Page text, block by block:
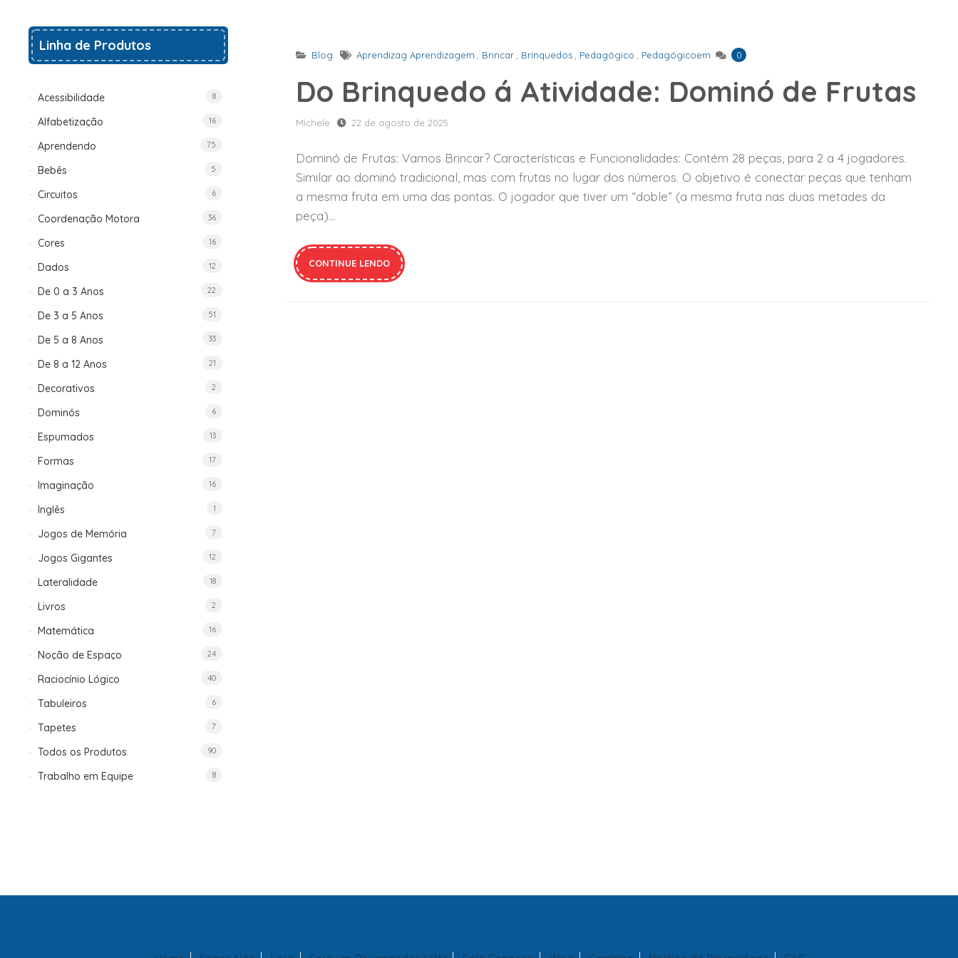
Blog Aprendizag Aprendizagem Brincar Brinquedos Pedagógico Pedagógicoem 0
Do Brinquedo á Atividade: Dominó de Frutas
Michele 22 de agosto de 2025
Dominó de Frutas: Vamos Brincar? Características e Funcionalidades: Contém 28 peças, para 2 a 4 jogadores.
Similar ao dominó tradicional, mas com frutas no lugar dos números. O objetivo é conectar peças que tenham
a mesma fruta em uma das pontas. O jogador que tiver um “doble” (a mesma fruta nas duas metades da
peça)…
CONTINUE LENDO
Linha de Produtos
Acessibilidade 8
Alfabetização 16
Aprendendo 75
Bebês 5
Circuitos 6
Coordenação Motora 36
Cores 16
Dados 12
De 0 a 3 Anos 22
De 3 a 5 Anos 51
De 5 a 8 Anos 33
De 8 a 12 Anos 21
Decorativos 2
Dominós 6
Espumados 13
Formas 17
Imaginação 16
Inglês 1
Jogos de Memória 7
Jogos Gigantes 12
Lateralidade 18
Livros 2
Matemática 16
Noção de Espaço 24
Raciocínio Lógico 40
Tabuleiros 6
Tapetes 7
Todos os Produtos 90
Trabalho em Equipe 8